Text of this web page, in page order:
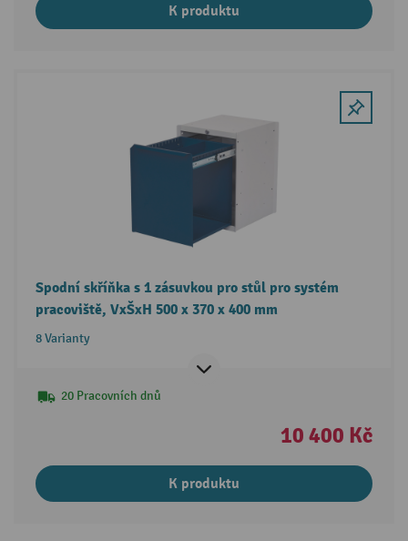
K produktu
Spodní skříňka s 1 zásuvkou pro stůl pro systém
pracoviště, VxŠxH 500 x 370 x 400 mm
8 Varianty
20 Pracovních dnů
10 400 Kč
K produktu